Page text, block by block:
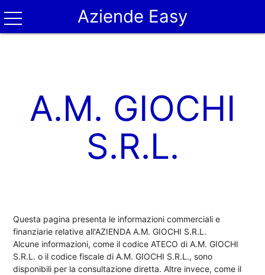
Aziende Easy
A.M. GIOCHI
S.R.L.
Questa pagina presenta le informazioni commerciali e
finanziarie relative all'AZIENDA A.M. GIOCHI S.R.L.
Alcune informazioni, come il codice ATECO di A.M. GIOCHI
S.R.L. o il codice fiscale di A.M. GIOCHI S.R.L., sono
disponibili per la consultazione diretta. Altre invece, come il